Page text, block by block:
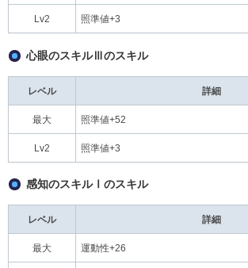
Lv2 照準値+3
心眼のスキルⅢのスキル
レベル 詳細
最大 照準値+52
Lv2 照準値+3
感知のスキルⅠのスキル
レベル 詳細
最大 運動性+26